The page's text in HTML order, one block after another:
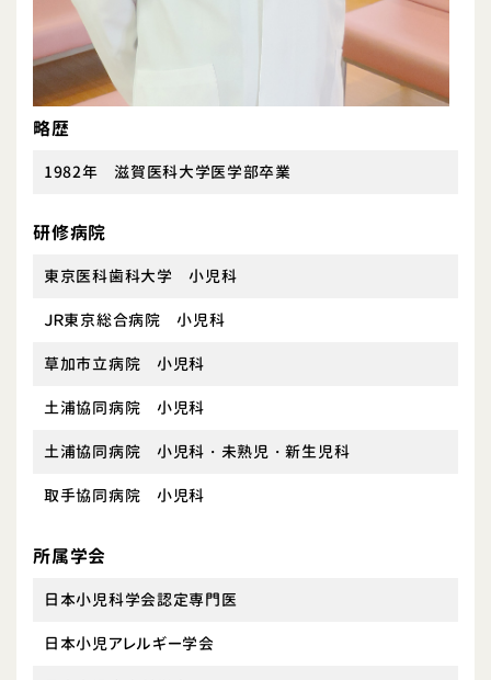
略歴
1982年 滋賀医科大学医学部卒業
研修病院
東京医科歯科大学 小児科
ＪＲ東京総合病院 小児科
草加市立病院 小児科
土浦協同病院 小児科
土浦協同病院 小児科・未熟児・新生児科
取手協同病院 小児科
所属学会
日本小児科学会認定専門医
日本小児アレルギー学会